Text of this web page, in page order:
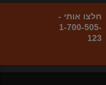
חלצו אותי -
1-700-505-
123